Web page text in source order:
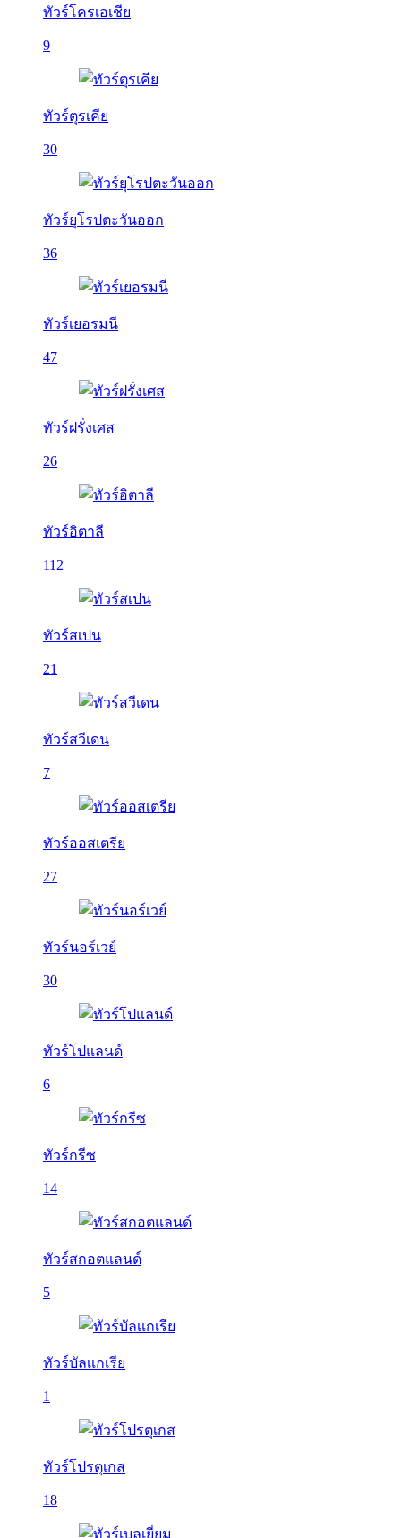
ทัวร์โครเอเชีย
9
ทัวร์ตุรเคีย
30
ทัวร์ยุโรปตะวันออก
36
ทัวร์เยอรมนี
47
ทัวร์ฝรั่งเศส
26
ทัวร์อิตาลี
112
ทัวร์สเปน
21
ทัวร์สวีเดน
7
ทัวร์ออสเตรีย
27
ทัวร์นอร์เวย์
30
ทัวร์โปแลนด์
6
ทัวร์กรีซ
14
ทัวร์สกอตแลนด์
5
ทัวร์บัลเเกเรีย
1
ทัวร์โปรตุเกส
18